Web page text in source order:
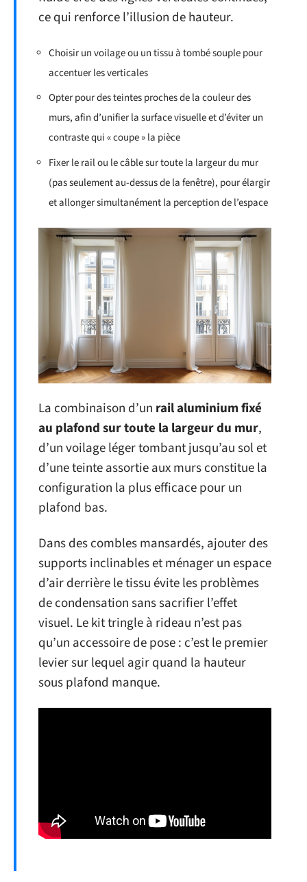
ce qui renforce l’illusion de hauteur.
Choisir un voilage ou un tissu à tombé souple pour
accentuer les verticales
Opter pour des teintes proches de la couleur des
murs, afin d’unifier la surface visuelle et d’éviter un
contraste qui « coupe » la pièce
Fixer le rail ou le câble sur toute la largeur du mur
(pas seulement au-dessus de la fenêtre), pour élargir
et allonger simultanément la perception de l’espace
La combinaison d’un rail aluminium fixé
au plafond sur toute la largeur du mur,
d’un voilage léger tombant jusqu’au sol et
d’une teinte assortie aux murs constitue la
configuration la plus efficace pour un
plafond bas.
Dans des combles mansardés, ajouter des
supports inclinables et ménager un espace
d’air derrière le tissu évite les problèmes
de condensation sans sacrifier l’effet
visuel. Le kit tringle à rideau n’est pas
qu’un accessoire de pose : c’est le premier
levier sur lequel agir quand la hauteur
sous plafond manque.